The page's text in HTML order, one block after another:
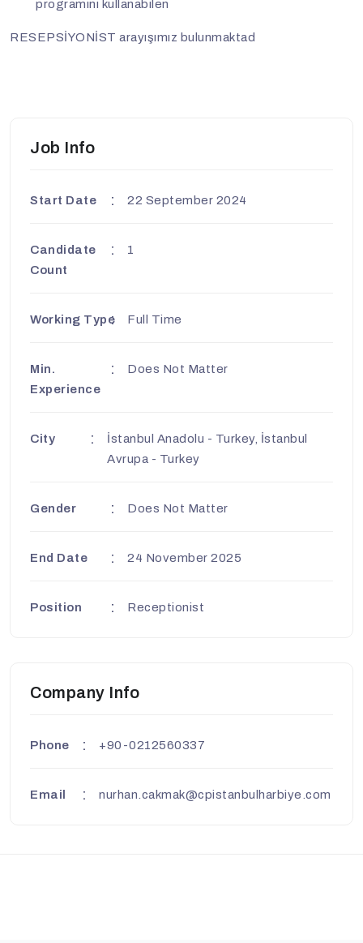
programını kullanabilen
RESEPSİYONİST arayışımız bulunmaktad
Job Info
Start Date 22 September 2024
Candidate
Count
1
Working Type Full Time
Min.
Experience
Does Not Matter
City
İstanbul Anadolu - Turkey, İstanbul
Avrupa - Turkey
Gender Does Not Matter
End Date 24 November 2025
Position Receptionist
Company Info
Phone +90-0212560337
Email nurhan.cakmak@cpistanbulharbiye.com